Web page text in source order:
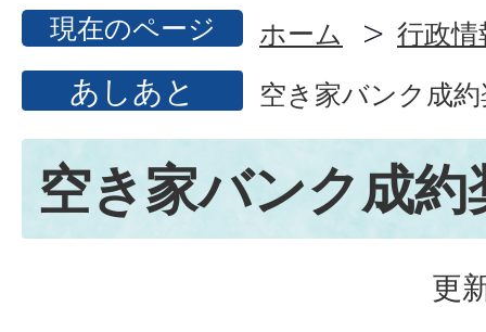
現在のページ ホーム 行政情
あしあと 空き家バンク成
空き家バンク成約
更